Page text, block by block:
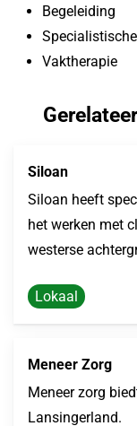
Begeleiding
Vaktherapie
Siloan
Siloan heeft
het werken met
westerse
Lokaal
Meneer Zorg
Meneer zorg
Lansingerland.